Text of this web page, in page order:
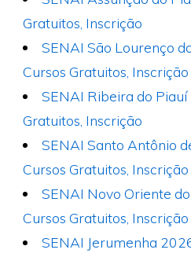
Gratuitos, Inscrição
SENAI São Lourenço
Cursos Gratuitos, Inscrição
SENAI Ribeira do Piauí
Gratuitos, Inscrição
SENAI Santo Antônio
Cursos Gratuitos, Inscrição
SENAI Novo Oriente
Cursos Gratuitos, Inscrição
SENAI Jerumenha